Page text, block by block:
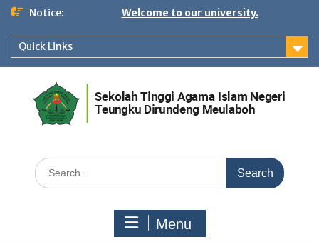
Skip
content
Notice: Welcome to our university.
Quick Links
Search
for:
Menu